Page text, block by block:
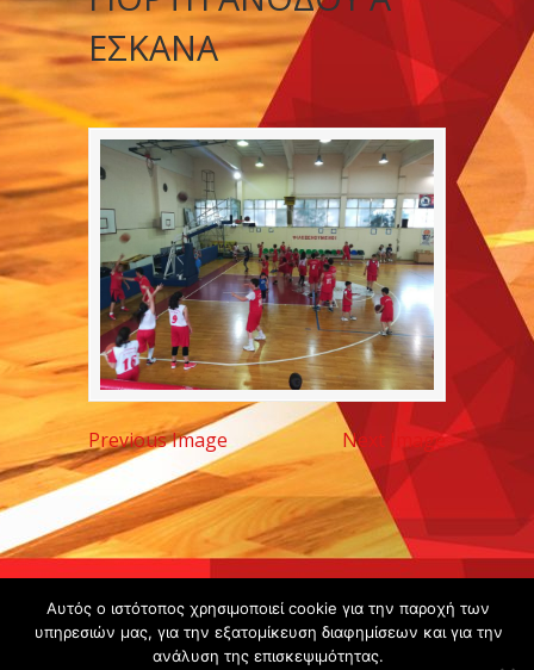
ΕΣΚΑΝΑ
Previous Image Next Image
Copyright ©
2020 -
Gsperamatosermis.gr
Αυτός ο ιστότοπος χρησιμοποιεί cookie για την παροχή των
υπηρεσιών μας, για την εξατομίκευση διαφημίσεων και για την
ανάλυση της επισκεψιμότητας.